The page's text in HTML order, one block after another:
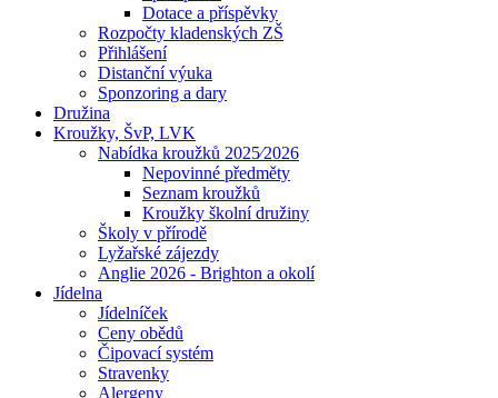
Dotace a příspěvky
Rozpočty kladenských ZŠ
Přihlášení
Distanční výuka
Sponzoring a dary
Družina
Kroužky, ŠvP, LVK
Nabídka kroužků 2025⁄2026
Nepovinné předměty
Seznam kroužků
Kroužky školní družiny
Školy v přírodě
Lyžařské zájezdy
Anglie 2026 - Brighton a okolí
Jídelna
Jídelníček
Ceny obědů
Čipovací systém
Stravenky
Alergeny